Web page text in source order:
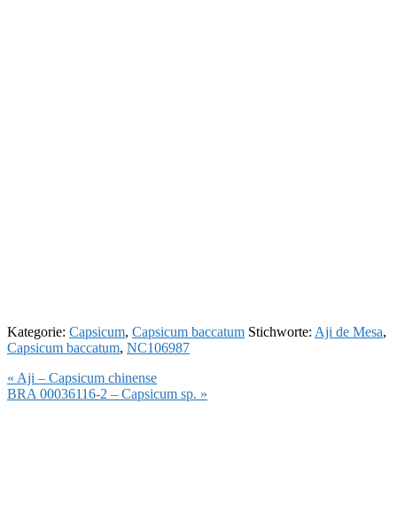
Kategorie: Capsicum, Capsicum baccatum Stichworte: Aji de Mesa,
Capsicum baccatum, NC106987
Vorheriger
Beitrag:
« Aji – Capsicum chinense
Nächster
BRA 00036116-2 – Capsicum sp. »